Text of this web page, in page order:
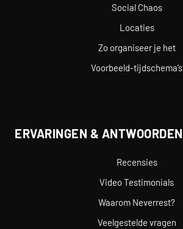
Social Chaos
Locaties
Zo organiseer je het
Voorbeeld-tijdschema’s
ERVARINGEN & ANTWOORDEN
Recensies
Video Testimonials
Waarom Neverrest?
Veelgestelde vragen